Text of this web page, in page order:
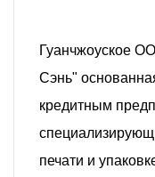
Гуанчжоуское
Сэнь"
кредитным
печати и